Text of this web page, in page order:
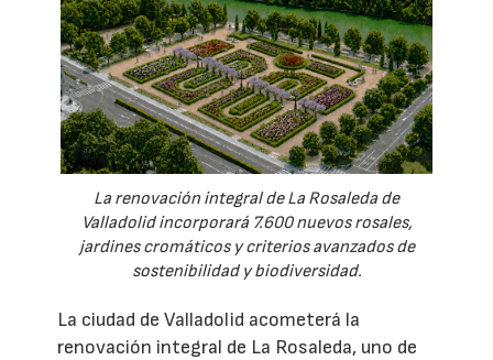
La renovación integral de La Rosaleda de
Valladolid incorporará 7.600 nuevos rosales,
jardines cromáticos y criterios avanzados de
sostenibilidad y biodiversidad.
La ciudad de Valladolid acometerá la
renovación integral de La Rosaleda, uno de